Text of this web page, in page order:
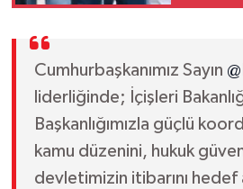
Cumhurbaşkanımız Sayın
liderliğinde; İçişleri
Başkanlığımızla güçlü
kamu düzenini, hukuk
devletimizin itibarını hedef